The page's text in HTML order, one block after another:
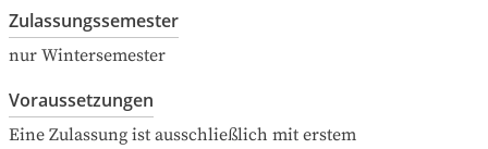
Zulassungssemester
nur Wintersemester
Voraussetzungen
Eine Zulassung ist ausschließlich mit erstem